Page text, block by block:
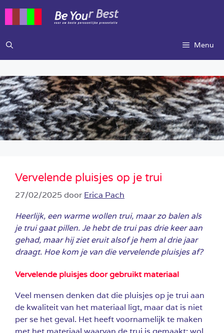
inhoud
Menu
Vervelende pluisjes op je trui
27/02/2025 door Erica Pach
Heerlijk, een warme wollen trui, maar zo balen als
je trui gaat pillen. Je hebt de trui pas drie keer aan
gehad, maar hij ziet eruit alsof je hem al drie jaar
draagt. Hoe kom je van die vervelende pluisjes af?
Vervelende pluisjes door gebruikt materiaal
Veel mensen denken dat die pluisjes op je trui aan
de kwaliteit van het materiaal ligt, maar dat is niet
per se het geval. Het heeft voornamelijk te maken